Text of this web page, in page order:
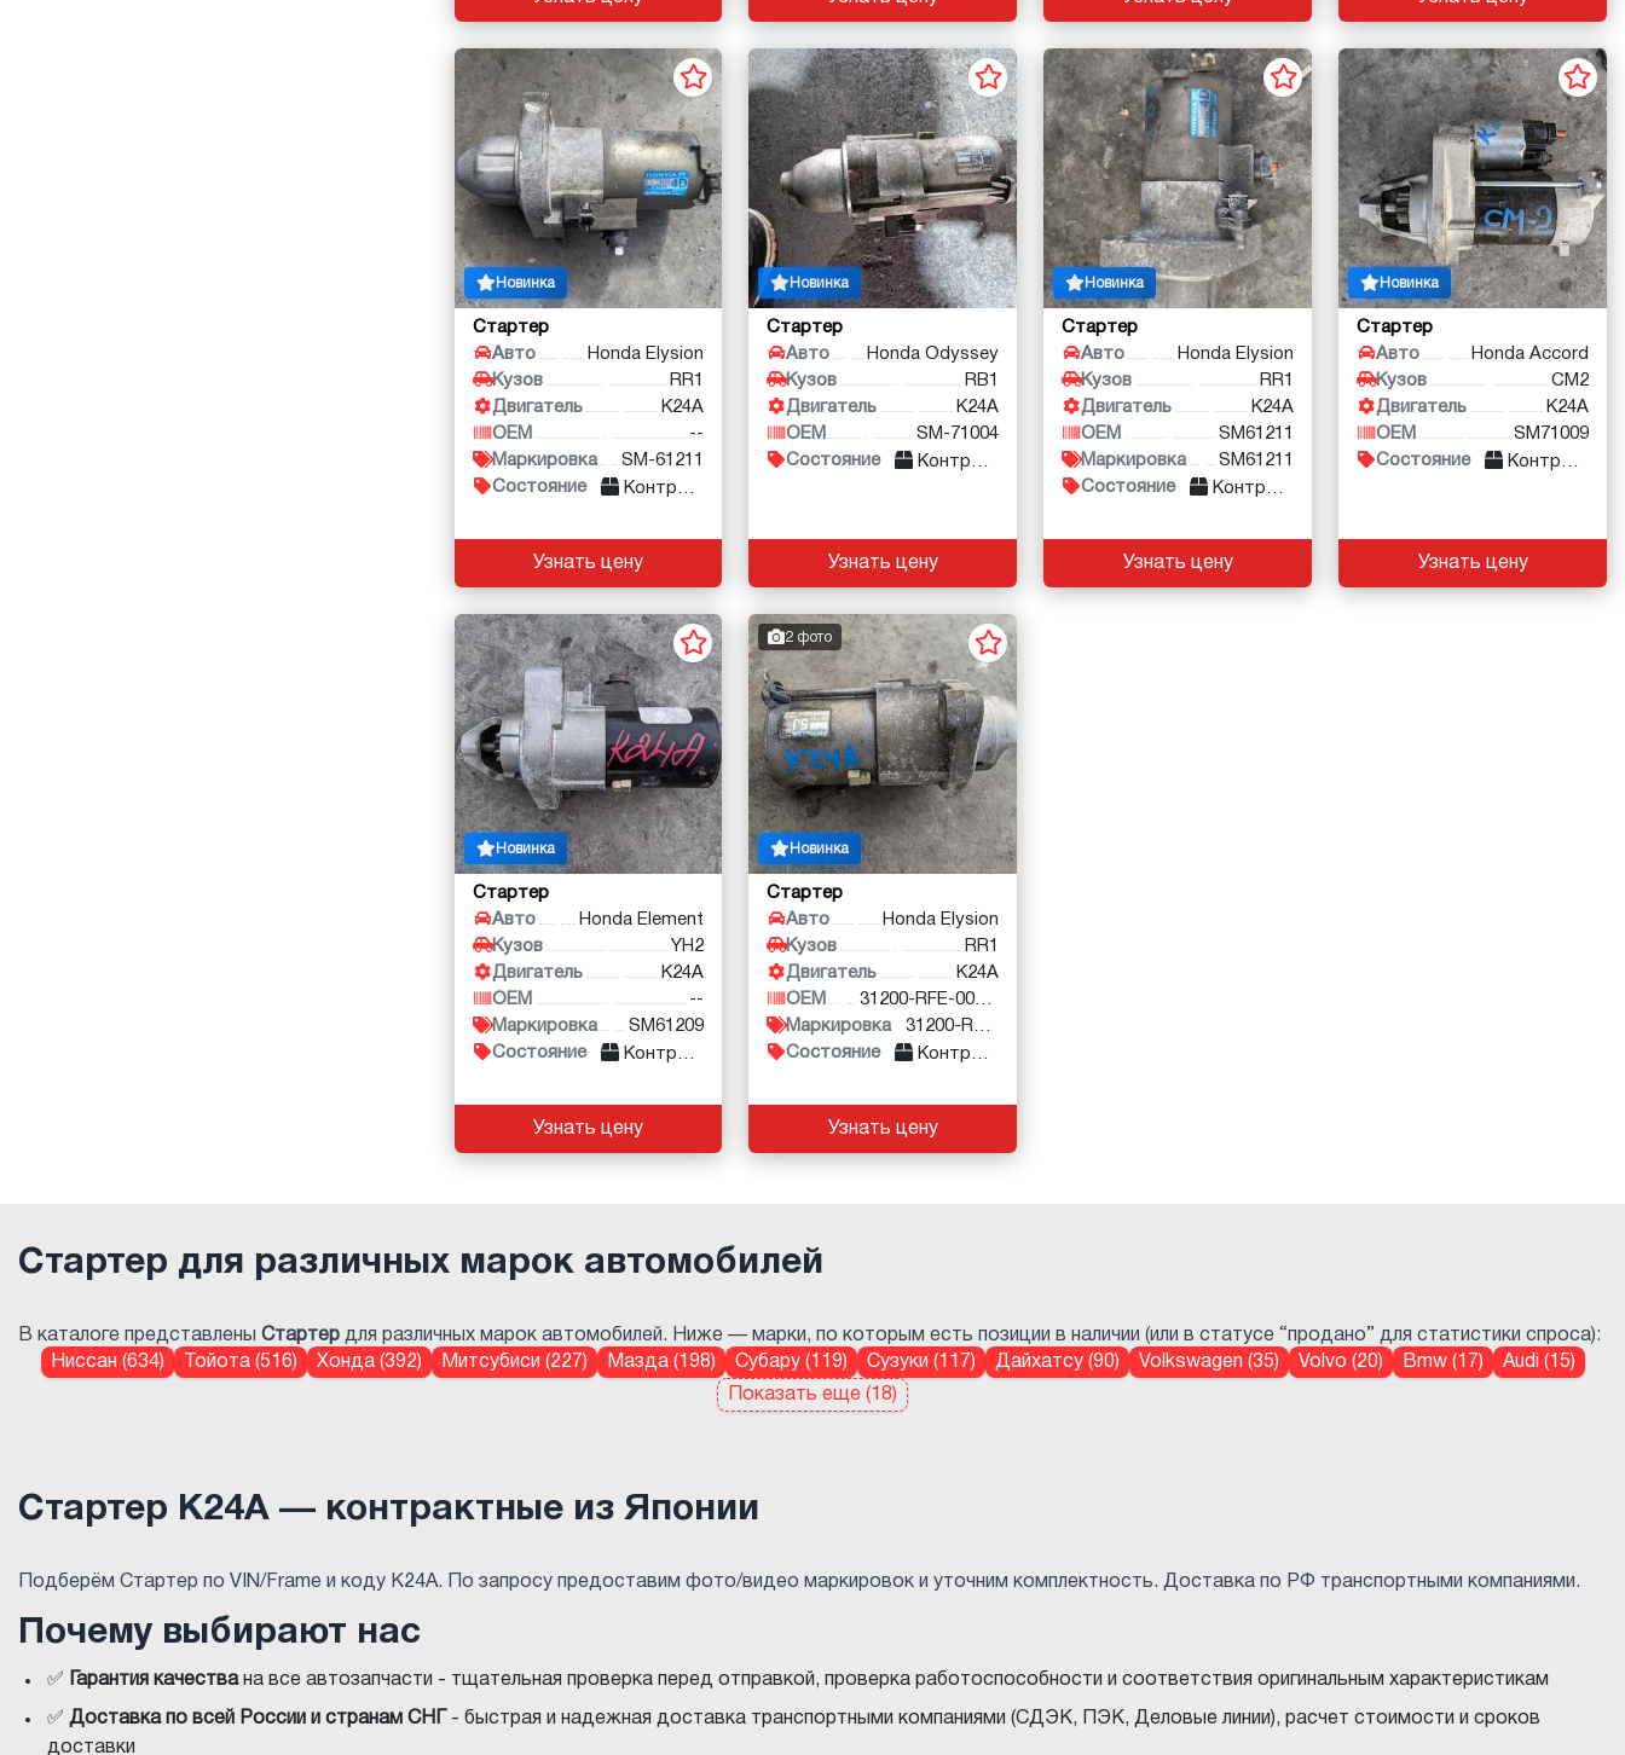
Новинка
Стартер
Авто
Honda Elysion
Кузов
RR1
Двигатель
K24A
OEM
--
Маркировка
SM-61211
Состояние
Контракт
Узнать цену
Новинка
Стартер
Авто
Honda Odyssey
Кузов
RB1
Двигатель
K24A
OEM
SM-71004
Состояние
Контракт
Узнать цену
Новинка
Стартер
Авто
Honda Elysion
Кузов
RR1
Двигатель
K24A
OEM
SM61211
Маркировка
SM61211
Состояние
Контракт
Узнать цену
Новинка
Стартер
Авто
Honda Accord
Кузов
CM2
Двигатель
K24A
OEM
SM71009
Состояние
Контракт
Узнать цену
Новинка
Стартер
Авто
Honda Element
Кузов
YH2
Двигатель
K24A
OEM
--
Маркировка
SM61209
Состояние
Контракт
Узнать цену
2 фото
Новинка
Стартер
Авто
Honda Elysion
Кузов
RR1
Двигатель
K24A
OEM
31200-RFE-004, SM612
Маркировка
31200-RFE-004, SM61211
Состояние
Контракт
Узнать цену
Стартер для различных марок автомобилей
В каталоге представлены Стартер для различных марок автомобилей. Ниже — марки, по которым есть позиции в наличии (или в статусе “продано” для статистики спроса):
Ниссан (634)
Тойота (516) Хонда (392) Митсубиси (227) Мазда (198) Субару (119) Сузуки (117) Дайхатсу (90) Volkswagen (35) Volvo (20) Bmw (17)
Audi (15)
Показать еще (18)
Стартер K24A — контрактные из Японии
Подберём Стартер по VIN/Frame и коду K24A. По запросу предоставим фото/видео маркировок и уточним комплектность. Доставка по РФ транспортными компаниями.
Почему выбирают нас
✅ Гарантия качествана все автозапчасти - тщательная проверка перед отправкой, проверка работоспособности и соответствия оригинальным характеристикам
✅ Доставка по всей России и странам СНГ
- быстрая и надежная доставка транспортными компаниями (СДЭК, ПЭК, Деловые линии), расчет стоимости и сроков
доставки